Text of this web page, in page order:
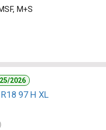
M+S
2026
97 H XL